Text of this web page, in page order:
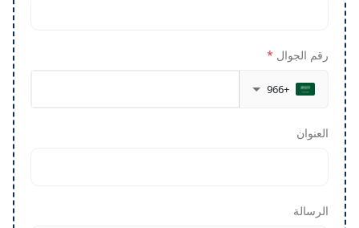
رقم الجوال *
+966
العنوان
الرسالة